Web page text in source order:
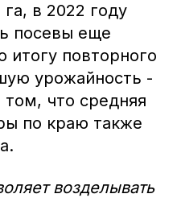
в 2022 году
посевы еще
итогу повторного
урожайность -
том, что средняя
по краю также
возделывать